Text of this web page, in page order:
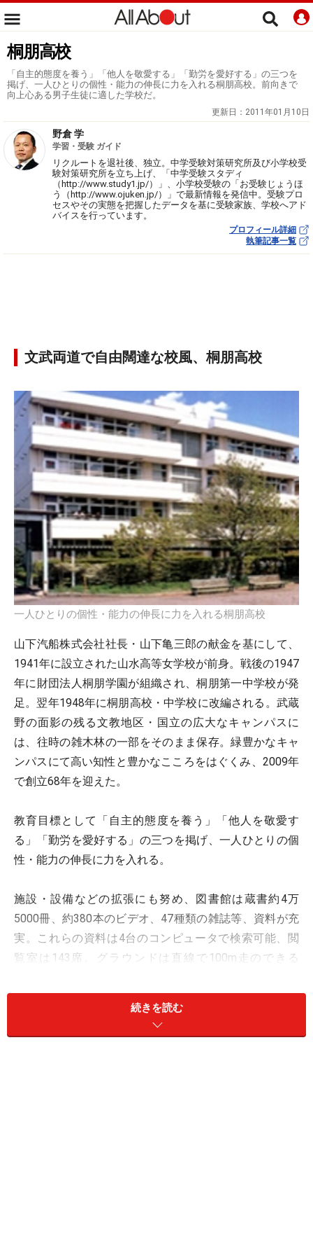
桐朋高校
「自主的態度を養う」「他人を敬愛する」「勤労を愛好する」の三つを
掲げ、一人ひとりの個性・能力の伸長に力を入れる桐朋高校。前向きで
向上心ある男子生徒に適した学校だ。
更新日： 2011年01月10日
野倉 学
学習・受験 ガイド
リクルートを退社後、独立。中学受験対策研究所及び小学校受
験対策研究所を立ち上げ、「中学受験スタディ
（http://www.study1.jp/）」、小学校受験の「お受験じょうほ
う（http://www.ojuken.jp/）」で最新情報を発信中。受験プロ
セスやその実態を把握したデータを基に受験家族、学校へアド
バイスを行っています。
プロフィール詳細
執筆記事一覧
文武両道で自由闊達な校風、桐朋高校
一人ひとりの個性・能力の伸長に力を入れる桐朋高校
山下汽船株式会社社長・山下亀三郎の献金を基にして、
1941年に設立された山水高等女学校が前身。戦後の1947
年に財団法人桐朋学園が組織され、桐朋第一中学校が発
足。翌年1948年に桐朋高校・中学校に改編される。武蔵
野の面影の残る文教地区・国立の広大なキャンパスに
は、往時の雑木林の一部をそのまま保存。緑豊かなキャ
ンパスにて高い知性と豊かなこころをはぐくみ、2009年
で創立68年を迎えた。
教育目標として「自主的態度を養う」「他人を敬愛す
る」「勤労を愛好する」の三つを掲げ、一人ひとりの個
性・能力の伸長に力を入れる。
施設・設備などの拡張にも努め、図書館は蔵書約4万
5000冊、約380本のビデオ、47種類の雑誌等、資料が充
実。これらの資料は4台のコンピュータで検索可能、閲
覧室は143席。グラウンドは直線で100m走のできる
合が行える東グラウンドと、野球場がある西グラウン
ド、テニスコートなど。屋外プール、プラネタリウム、
天文台、二人のカウンセラーが対応するカウンセリング
続きを読む